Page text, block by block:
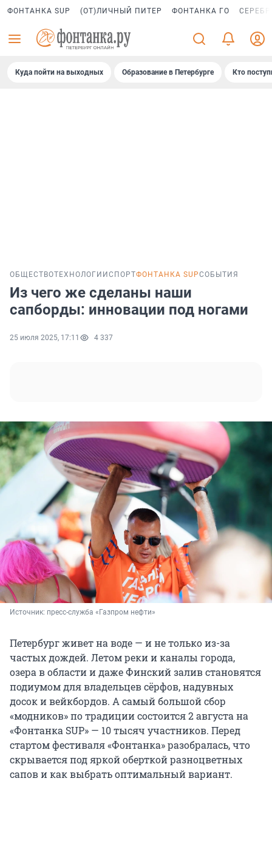
ФОНТАНКА SUP (ОТ)ЛИЧНЫЙ ПИТЕР ФОНТАНКА ГО
Куда пойти на выходных Образование в Петербурге Кто
ОБЩЕСТВОТЕХНОЛОГИИ СПОРТФОНТАНКА SUPСОБЫТИЯ
Из чего же сделаны наши
сапборды: инновации под ногами
25 июля 2025, 17:11 4 337
Источник: пресс-служба «Газпром нефти»
Петербург живет на воде — и не только из-за
частых дождей. Летом реки и каналы города,
озера в области и даже Финский залив становятся
подиумом для владельцев сёрфов, надувных
досок и вейкбордов. А самый большой сбор
«модников» по традиции состоится 2 августа на
«Фонтанка SUP» — 10 тысяч участников. Перед
стартом фестиваля «Фонтанка» разобралась, что
скрывается под яркой оберткой разноцветных
сапов и как выбрать оптимальный вариант.